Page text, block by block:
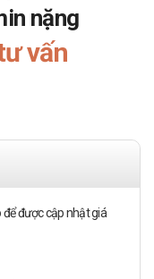
nặng
vấn
để được cập nhật giá